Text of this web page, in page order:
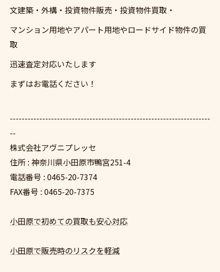
文建築・外構・投資物件販売・投資物件買取・
マンション用地やアパート用地やロードサイド物件の買
取
迅速査定対応いたします
まずはお電話ください！
--------------------------------------------------------------------
--
株式会社アヴニプレッセ
住所 : 神奈川県小田原市鴨宮251-4
電話番号 : 0465-20-7374
FAX番号 : 0465-20-7375
小田原で初めての買取も安心対応
小田原で販売時のリスクを軽減